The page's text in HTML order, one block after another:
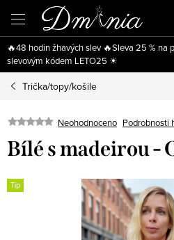
obsah
🔥48 hodin žhavých slev 🔥Sleva 25 % na
slevovým kódem LETO25 ☀
Trička/topy/košile
Neohodnoceno Podrobnosti
Bílé s madeirou -
Tip